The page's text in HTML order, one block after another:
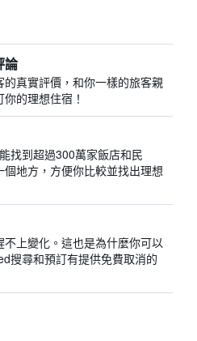
論
的真實評價，和你一樣的旅客親
的理想住宿！
找到超過300萬家飯店和民
地方，方便你比較並找出理想
上變化。這也是為什麼你可以
搜尋和預訂有提供免費取消的